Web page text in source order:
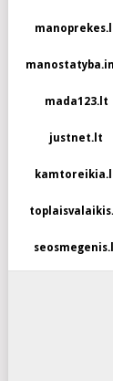
mada123.lt
justnet.lt